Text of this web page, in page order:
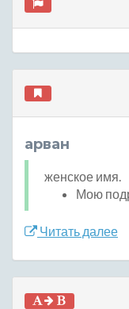
арван
женское имя.
Мою
Читать далее